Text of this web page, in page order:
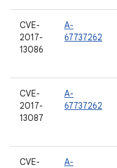
CVE-
2017-
13086
A-
67737262
CVE-
2017-
13087
A-
67737262
CVE-
A-